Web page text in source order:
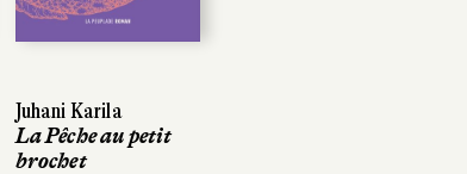
Juhani Karila
La Pêche au petit
brochet
Juhani Karila
La Pêche au petit
brochet